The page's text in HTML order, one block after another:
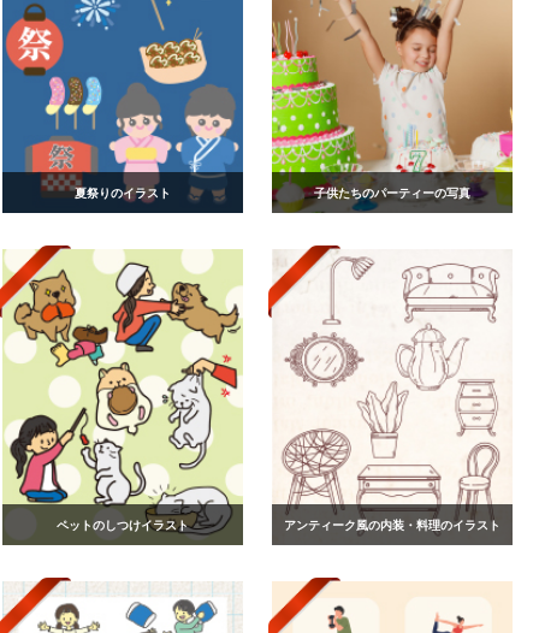
夏祭りのイラスト 子供たちのパーティーの写真
ペットのしつけイラスト アンティーク風の内装・料理のイラスト